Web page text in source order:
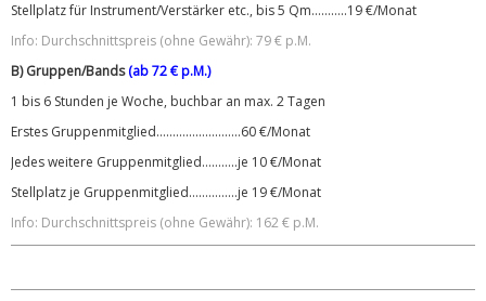
Stellplatz für Instrument/Verstärker etc., bis 5 Qm………..19 €/Monat
Info: Durchschnittspreis (ohne Gewähr): 79 € p.M.
B) Gruppen/Bands(ab 72 € p.M.)
1 bis 6 Stunden je Woche, buchbar an max. 2 Tagen
Erstes Gruppenmitglied……………………..60 €/Monat
Jedes weitere Gruppenmitglied………..je 10 €/Monat
Stellplatz je Gruppenmitglied……………je 19 €/Monat
Info: Durchschnittspreis (ohne Gewähr): 162 € p.M.